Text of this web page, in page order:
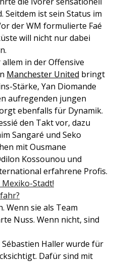
Seitdem ist sein Status im
der WM formulierte Faé
will nicht nur dabei
in der Offensive
Manchester United bringt
Stärke, Yan Diomande
aufregenden jungen
ebenfalls für Dynamik.
den Takt vor, dazu
Sangaré und Seko
mit Ousmane
Kossounou und
erfahrene Profis.
Stadt!
Wenn sie als Team
Nuss. Wenn nicht, sind
Haller wurde für
Dafür sind mit